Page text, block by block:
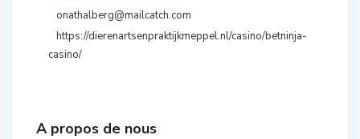
onathalberg@mailcatch.com
https://dierenartsenpraktijkmeppel.nl/casino/betninja-
casino/
A propos de nous